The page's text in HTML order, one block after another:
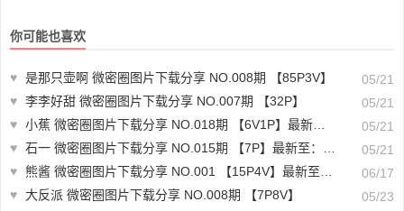
你可能也喜欢
♥ 是那只壶啊 微密圈图片下载分享 NO.008期 【85P3V】
05/21
♥ 李李好甜 微密圈图片下载分享 NO.007期 【32P】
05/21
♥ 小蕉 微密圈图片下载分享 NO.018期 【6V1P】最新至：2023.7.4
05/21
♥ 石一 微密圈图片下载分享 NO.015期 【7P】最新至：2023.8.11
05/21
♥
熊酱 微密圈图片下载分享 NO.001 【15P4V】最新至：2025.2.3
06/17
♥ 大反派 微密圈图片下载分享 NO.008期 【7P8V】 05/23